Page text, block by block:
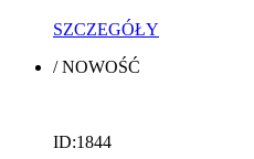
SZCZEGÓŁY
/NOWOŚĆ
ID:1844